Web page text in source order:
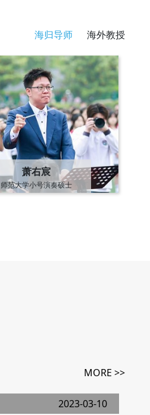
海归导师 海外教授
萧右宸
师范大学小号演奏硕士
华东康桥管弦乐团指挥
MORE >>
2023-03-10